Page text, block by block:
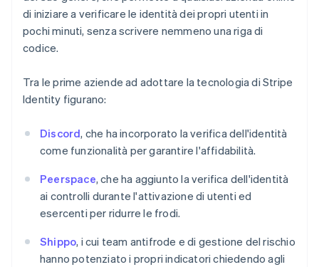
di iniziare a verificare le identità dei propri utenti in
pochi minuti, senza scrivere nemmeno una riga di
codice.
Tra le prime aziende ad adottare la tecnologia di Stripe
Identity figurano:
Discord, che ha incorporato la verifica dell'identità
come funzionalità per garantire l'affidabilità.
Peerspace, che ha aggiunto la verifica dell'identità
ai controlli durante l'attivazione di utenti ed
esercenti per ridurre le frodi.
Shippo, i cui team antifrode e di gestione del rischio
hanno potenziato i propri indicatori chiedendo agli